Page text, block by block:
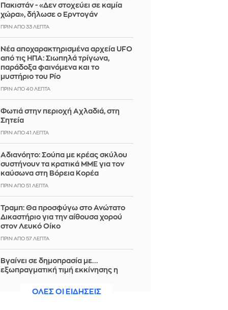
Πακιστάν - «Δεν στοχεύει σε καμία
χώρα», δήλωσε ο Ερντογάν
ΠΡΙΝ ΑΠΌ 33 ΛΕΠΤΆ
Νέα αποχαρακτηρισμένα αρχεία UFO
από τις ΗΠΑ: Σιωπηλά τρίγωνα,
παράδοξα φαινόμενα και το
μυστήριο του Ρίο
ΠΡΙΝ ΑΠΌ 40 ΛΕΠΤΆ
Φωτιά στην περιοχή Αχλαδιά, στη
Σητεία
ΠΡΙΝ ΑΠΌ 41 ΛΕΠΤΆ
Αδιανόητο: Σούπα με κρέας σκύλου
συστήνουν τα κρατικά ΜΜΕ για τον
καύσωνα στη Βόρεια Κορέα
ΠΡΙΝ ΑΠΌ 51 ΛΕΠΤΆ
Τραμπ: Θα προσφύγω στο Ανώτατο
Δικαστήριο για την αίθουσα χορού
στον Λευκό Οίκο
ΠΡΙΝ ΑΠΌ 57 ΛΕΠΤΆ
Βγαίνει σε δημοπρασία με...
εξωπραγματική τιμή εκκίνησης η
ΟΛΕΣ ΟΙ ΕΙΔΗΣΕΙΣ